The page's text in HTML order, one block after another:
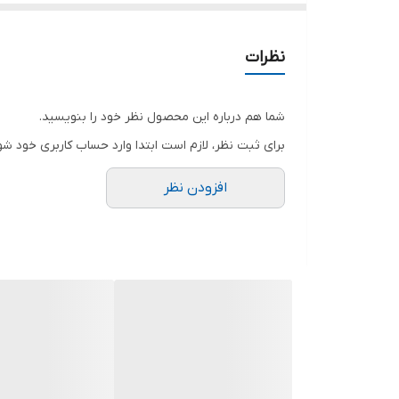
دورسینه۱۰۰/قد۵۲/قدشلوار۹۸حدودا
ارسال زنجیرطلایی و سفید بصورت رندوم
ارسال فردای ثبت
نظرات
شما هم درباره این محصول نظر خود را بنویسید.
برای ثبت نظر، لازم است ابتدا وارد حساب کاربری خود
افزودن نظر